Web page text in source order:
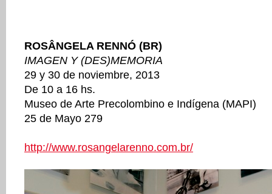
ROSÂNGELA RENNÓ (BR)
IMAGEN Y (DES)MEMORIA
29 y 30 de noviembre, 2013
De 10 a 16 hs.
Museo de Arte Precolombino e Indígena (MAPI)
25 de Mayo 279
http://www.rosangelarenno.com.br/